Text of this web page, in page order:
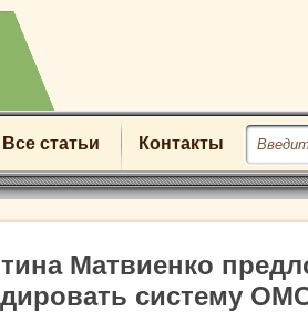
Все статьи Контакты
Матвиенко
систему